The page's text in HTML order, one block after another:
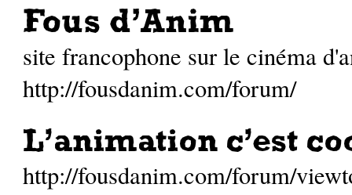
Fous d'Anim
site francophone sur le cinéma
http://fousdanim.com/forum/
L'animation c'est
http://fousdanim.com/forum/